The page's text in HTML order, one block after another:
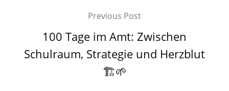
Previous Post
100 Tage im Amt: Zwischen
Schulraum, Strategie und Herzblut
🏗️🌱